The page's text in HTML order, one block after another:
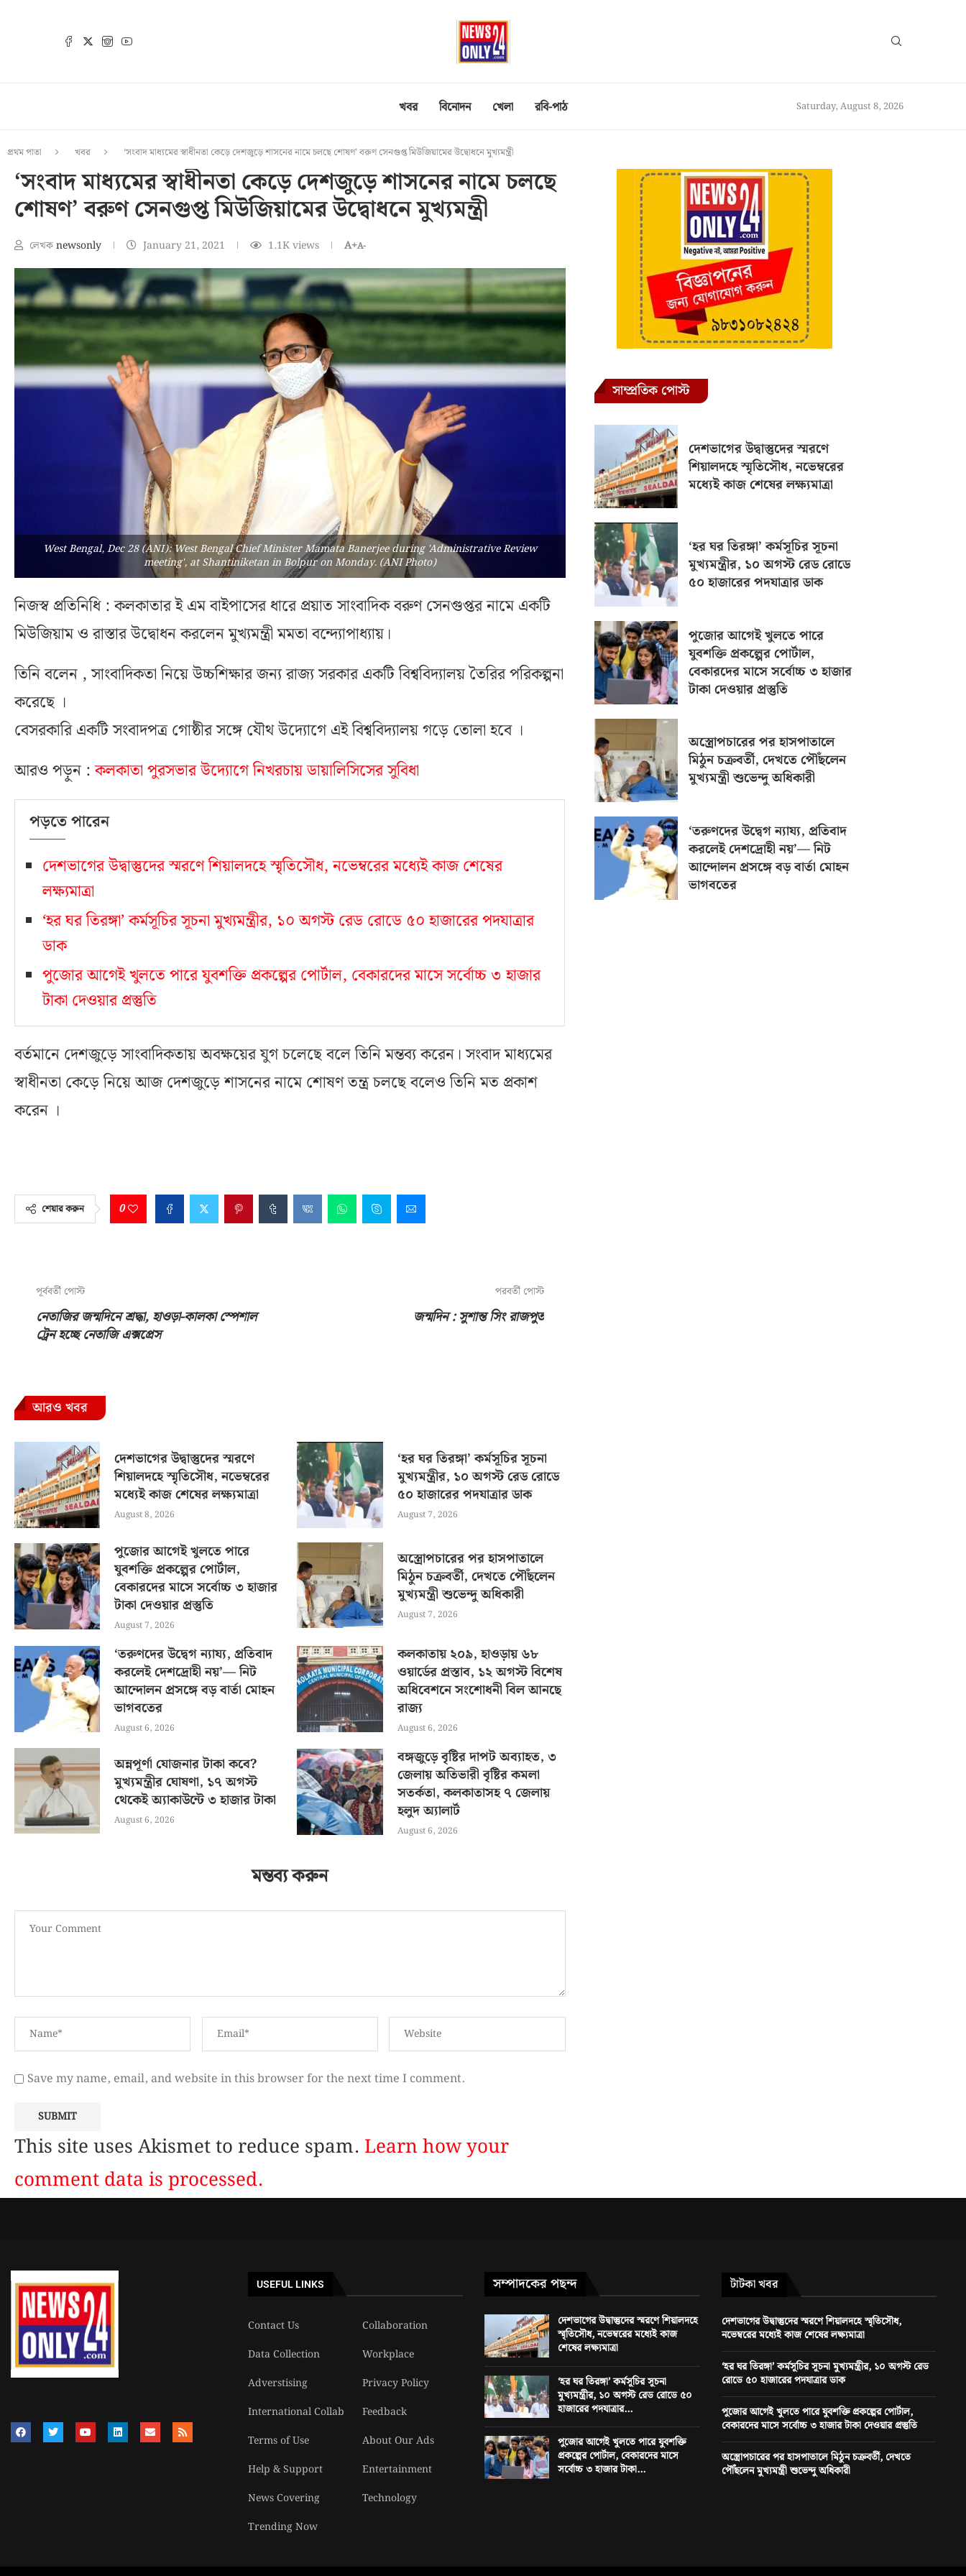
খবর বিনোদন খেলা রবি-পাঠ Saturday, August 8, 2026
প্রথম পাতা খবর ‘সংবাদ মাধ্যমের স্বাধীনতা কেড়ে দেশজুড়ে শাসনের নামে চলছে শোষণ’ বরুণ সেনগুপ্ত মিউজিয়ামের উদ্বোধনে মুখ্যমন্ত্রী
‘সংবাদ মাধ্যমের স্বাধীনতা কেড়ে দেশজুড়ে শাসনের নামে চলছে
শোষণ’ বরুণ সেনগুপ্ত মিউজিয়ামের উদ্বোধনে মুখ্যমন্ত্রী
লেখকnewsonly January 21, 2021 1.1Kviews A+A-
West Bengal, Dec 28 (ANI): West Bengal Chief Minister Mamata Banerjee during 'Administrative Review
meeting', at Shantiniketan in Bolpur on Monday. (ANI Photo)
নিজস্ব প্রতিনিধি : কলকাতার ই এম বাইপাসের ধারে প্রয়াত সাংবাদিক বরুণ সেনগুপ্তর নামে একটি
মিউজিয়াম ও রাস্তার উদ্বোধন করলেন মুখ্যমন্ত্রী মমতা বন্দ্যোপাধ্যায়।
তিনি বলেন , সাংবাদিকতা নিয়ে উচ্চশিক্ষার জন্য রাজ্য সরকার একটি বিশ্ববিদ্যালয় তৈরির পরিকল্পনা
করেছে ।
বেসরকারি একটি সংবাদপত্র গোষ্ঠীর সঙ্গে যৌথ উদ্যোগে এই বিশ্ববিদ্যালয় গড়ে তোলা হবে ।
আরও পড়ুন :কলকাতা পুরসভার উদ‍্যোগে নিখরচায় ডায়ালিসিসের সুবিধা
পড়তে পারেন
দেশভাগের উদ্বাস্তুদের স্মরণে শিয়ালদহে স্মৃতিসৌধ, নভেম্বরের মধ্যেই কাজ শেষের
লক্ষ্যমাত্রা
‘হর ঘর তিরঙ্গা’ কর্মসূচির সূচনা মুখ্যমন্ত্রীর, ১০ অগস্ট রেড রোডে ৫০ হাজারের পদযাত্রার
ডাক
পুজোর আগেই খুলতে পারে যুবশক্তি প্রকল্পের পোর্টাল, বেকারদের মাসে সর্বোচ্চ ৩ হাজার
টাকা দেওয়ার প্রস্তুতি
বর্তমানে দেশজুড়ে সাংবাদিকতায় অবক্ষয়ের যুগ চলেছে বলে তিনি মন্তব্য করেন। সংবাদ মাধ্যমের
স্বাধীনতা কেড়ে নিয়ে আজ দেশজুড়ে শাসনের নামে শোষণ তন্ত্র চলছে বলেও তিনি মত প্রকাশ
করেন ।
শেয়ার করুন 0
পূর্ববর্তী পোস্ট
নেতাজির জন্মদিনে শ্রদ্ধা, হাওড়া-কালকা স্পেশাল
ট্রেন হচ্ছে নেতাজি এক্সপ্রেস
পরবর্তী পোস্ট
জন্মদিন : সুশান্ত সিং রাজপুত
আরও খবর
দেশভাগের উদ্বাস্তুদের স্মরণে
শিয়ালদহে স্মৃতিসৌধ, নভেম্বরের
মধ্যেই কাজ শেষের লক্ষ্যমাত্রা
August 8, 2026
‘হর ঘর তিরঙ্গা’ কর্মসূচির সূচনা
মুখ্যমন্ত্রীর, ১০ অগস্ট রেড রোডে
৫০ হাজারের পদযাত্রার ডাক
August 7, 2026
পুজোর আগেই খুলতে পারে
যুবশক্তি প্রকল্পের পোর্টাল,
বেকারদের মাসে সর্বোচ্চ ৩ হাজার
টাকা দেওয়ার প্রস্তুতি
August 7, 2026
অস্ত্রোপচারের পর হাসপাতালে
মিঠুন চক্রবর্তী, দেখতে পৌঁছলেন
মুখ্যমন্ত্রী শুভেন্দু অধিকারী
August 7, 2026
‘তরুণদের উদ্বেগ ন্যায্য, প্রতিবাদ
করলেই দেশদ্রোহী নয়’— নিট
আন্দোলন প্রসঙ্গে বড় বার্তা মোহন
ভাগবতের
August 6, 2026
কলকাতায় ২০৯, হাওড়ায় ৬৮
ওয়ার্ডের প্রস্তাব, ১২ অগস্ট বিশেষ
অধিবেশনে সংশোধনী বিল আনছে
রাজ্য
August 6, 2026
অন্নপূর্ণা যোজনার টাকা কবে?
মুখ্যমন্ত্রীর ঘোষণা, ১৭ অগস্ট
থেকেই অ্যাকাউন্টে ৩ হাজার টাকা
August 6, 2026
বঙ্গজুড়ে বৃষ্টির দাপট অব্যাহত, ৩
জেলায় অতিভারী বৃষ্টির কমলা
সতর্কতা, কলকাতাসহ ৭ জেলায়
হলুদ অ্যালার্ট
August 6, 2026
মন্তব্য করুন
Save my name, email, and website in this browser for the next time I comment.
This site uses Akismet to reduce spam. Learn how your
comment data is processed.
সাম্প্রতিক পোস্ট
দেশভাগের উদ্বাস্তুদের স্মরণে
শিয়ালদহে স্মৃতিসৌধ, নভেম্বরের
মধ্যেই কাজ শেষের লক্ষ্যমাত্রা
‘হর ঘর তিরঙ্গা’ কর্মসূচির সূচনা
মুখ্যমন্ত্রীর, ১০ অগস্ট রেড রোডে
৫০ হাজারের পদযাত্রার ডাক
পুজোর আগেই খুলতে পারে
যুবশক্তি প্রকল্পের পোর্টাল,
বেকারদের মাসে সর্বোচ্চ ৩ হাজার
টাকা দেওয়ার প্রস্তুতি
অস্ত্রোপচারের পর হাসপাতালে
মিঠুন চক্রবর্তী, দেখতে পৌঁছলেন
মুখ্যমন্ত্রী শুভেন্দু অধিকারী
‘তরুণদের উদ্বেগ ন্যায্য, প্রতিবাদ
করলেই দেশদ্রোহী নয়’— নিট
আন্দোলন প্রসঙ্গে বড় বার্তা মোহন
ভাগবতের
USEFUL LINKS
Contact Us
Collaboration
Data Collection
Workplace
Adverstising
Privacy Policy
International Collab
Feedback
Terms of Use
About Our Ads
Help & Support
Entertainment
News Covering
Technology
Trending Now
সম্পাদকের পছন্দ
দেশভাগের উদ্বাস্তুদের স্মরণে শিয়ালদহে
স্মৃতিসৌধ, নভেম্বরের মধ্যেই কাজ
শেষের লক্ষ্যমাত্রা
‘হর ঘর তিরঙ্গা’ কর্মসূচির সূচনা
মুখ্যমন্ত্রীর, ১০ অগস্ট রেড রোডে ৫০
হাজারের পদযাত্রার...
পুজোর আগেই খুলতে পারে যুবশক্তি
প্রকল্পের পোর্টাল, বেকারদের মাসে
সর্বোচ্চ ৩ হাজার টাকা...
টাটকা খবর
দেশভাগের উদ্বাস্তুদের স্মরণে শিয়ালদহে স্মৃতিসৌধ,
নভেম্বরের মধ্যেই কাজ শেষের লক্ষ্যমাত্রা
‘হর ঘর তিরঙ্গা’ কর্মসূচির সূচনা মুখ্যমন্ত্রীর, ১০ অগস্ট রেড
রোডে ৫০ হাজারের পদযাত্রার ডাক
পুজোর আগেই খুলতে পারে যুবশক্তি প্রকল্পের পোর্টাল,
বেকারদের মাসে সর্বোচ্চ ৩ হাজার টাকা দেওয়ার প্রস্তুতি
অস্ত্রোপচারের পর হাসপাতালে মিঠুন চক্রবর্তী, দেখতে
পৌঁছলেন মুখ্যমন্ত্রী শুভেন্দু অধিকারী